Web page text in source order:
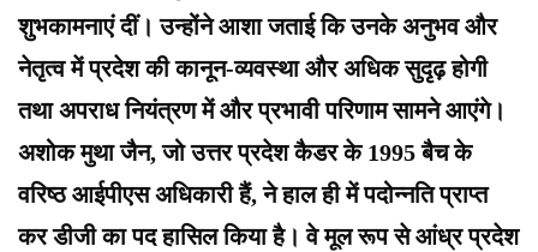
शुभकामनाएं दीं। उन्होंने आशा जताई कि उनके अनुभव और
नेतृत्व में प्रदेश की कानून-व्यवस्था और अधिक सुदृढ़ होगी
तथा अपराध नियंत्रण में और प्रभावी परिणाम सामने आएंगे।
अशोक मुथा जैन, जो उत्तर प्रदेश कैडर के 1995 बैच के
वरिष्ठ आईपीएस अधिकारी हैं, ने हाल ही में पदोन्नति प्राप्त
कर डीजी का पद हासिल किया है। वे मूल रूप से आंध्र प्रदेश